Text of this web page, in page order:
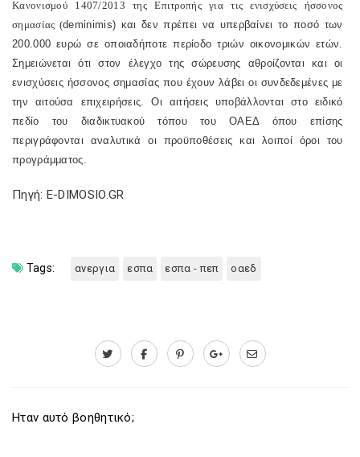
Κανονισμού 1407/2013 της Επιτροπής για τις ενισχύσεις ήσσονος
σημασίας (deminimis) και δεν πρέπει να υπερβαίνει το ποσό των
200.000 ευρώ σε οποιαδήποτε περίοδο τριών οικονομικών ετών.
Σημειώνεται ότι στον έλεγχο της σώρευσης αθροίζονται και οι
ενισχύσεις ήσσονος σημασίας που έχουν λάβει οι συνδεδεμένες με
την αιτούσα επιχειρήσεις. Οι αιτήσεις υποβάλλονται στο ειδικό
πεδίο του διαδικτυακού τόπου του ΟΑΕΔ όπου επίσης
περιγράφονται αναλυτικά οι προϋποθέσεις και λοιποί όροι του
προγράμματος.
Πηγή: E-DIMOSIO.GR
Tags: ανεργια εσπα εσπα - πεπ οαεδ
Ηταν αυτό βοηθητικό;